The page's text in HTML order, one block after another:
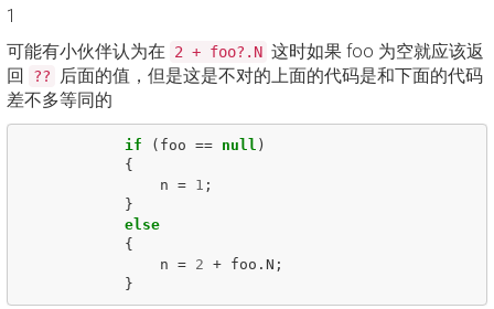
1
可能有小伙伴认为在
2 + foo?.N 这时如果 foo 为空就应该返
回
??
后面的值，但是这是不对的上面的代码是和下面的代码
差不多等同的
if ( foo == null )
{
n = 1 ;
}
else
{
n = 2 + foo . N ;
}